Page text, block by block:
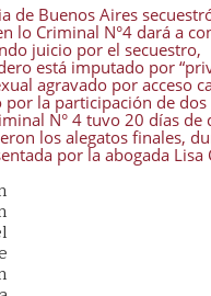
de Buenos Aires
lo Criminal N°4 dará a
juicio por el secuestro,
está imputado por
agravado por acceso
la participación de dos
N° 4 tuvo 20 días de
los alegatos finales,
por la abogada Lisa